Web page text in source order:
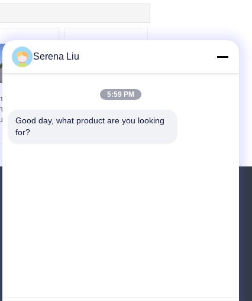
Dongfeng 4x2
de levage
camion en
vrac
8x4 27cbm sèchent
de camion en vrac pour
Serena Liu
5:59 PM
Good day, what product are you looking
for?